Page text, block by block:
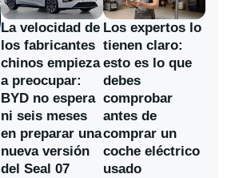
La velocidad de
los fabricantes
chinos empieza
a preocupar:
BYD no espera
ni seis meses
en preparar una
nueva versión
del Seal 07
Los expertos lo
tienen claro:
esto es lo que
debes
comprobar
antes de
comprar un
coche eléctrico
usado